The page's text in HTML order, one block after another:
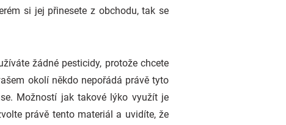
si jej přinesete z obchodu, tak se
žádné pesticidy, protože chcete
okolí někdo nepořádá právě tyto
Možností jak takové lýko využít je
právě tento materiál a uvidíte, že